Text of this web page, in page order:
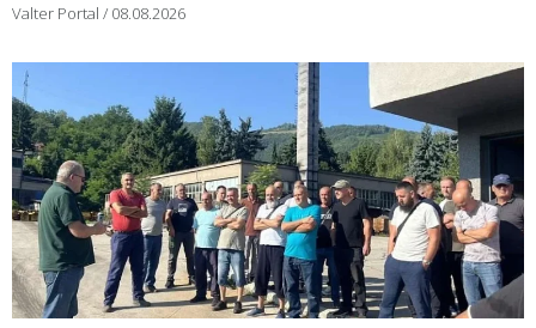
Valter Portal 08.08.2026